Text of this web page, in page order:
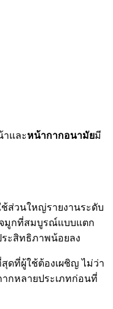
าและหน้ากากอนามัยมี
ส่วนใหญ่รายงานระดับ
จมูกที่สมบูรณ์แบบแตก
ะสิทธิภาพน้อยลง
ดที่ผู้ใช้ต้องเผชิญ ไม่ว่า
ากหลายประเภทก่อนที่